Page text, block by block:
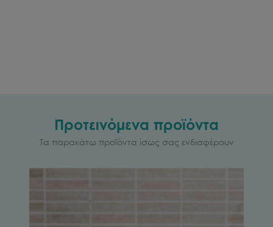
Προτεινόμενα προϊόντα
Τα παρακάτω προϊόντα ίσως σας ενδιαφέρουν